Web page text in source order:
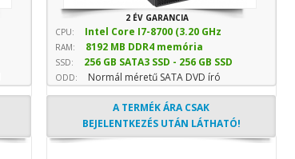
2 ÉV GARANCIA
CPU:
Intel Core I7-8700 (3.20 GHz
sebesség)
RAM: 8192 MB DDR4 memória
SSD:
256 GB SATA3 SSD - 256 GB SSD
(Normál)
ODD: Normál méretű SATA DVD író
A TERMÉK ÁRA CSAK
BEJELENTKEZÉS UTÁN LÁTHATÓ!